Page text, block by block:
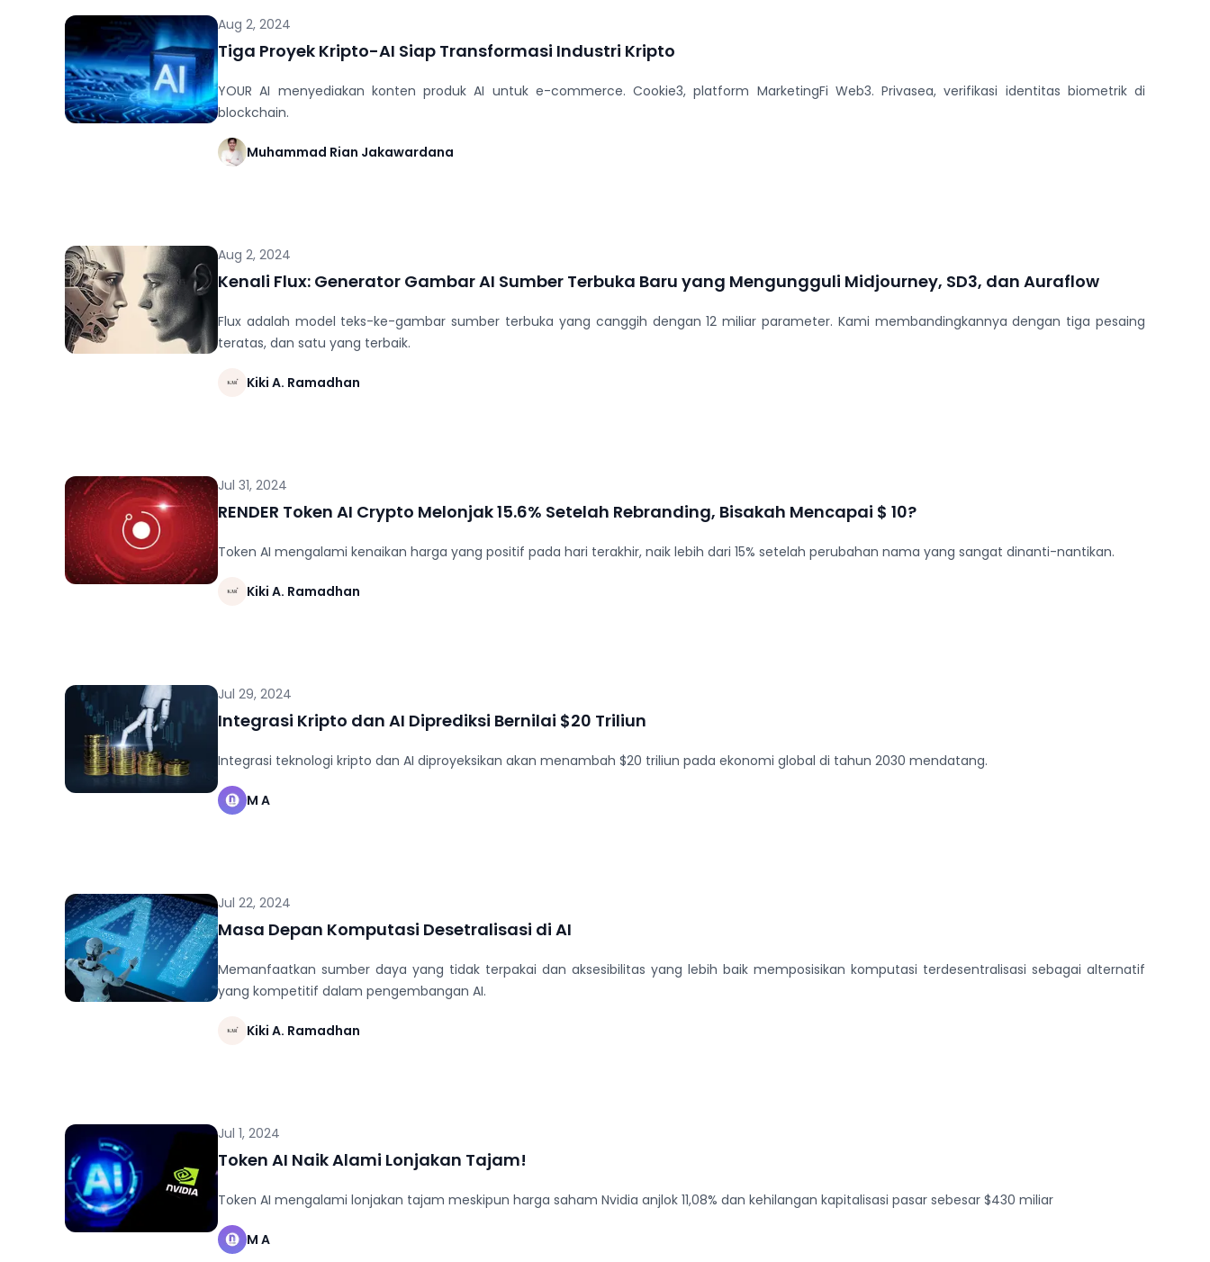
Aug 2, 2024
Tiga Proyek Kripto-AI Siap Transformasi Industri Kripto
YOUR AI menyediakan konten produk AI untuk e-commerce. Cookie3, platform MarketingFi Web3. Privasea, verifikasi identitas biometrik di
blockchain.
Muhammad Rian Jakawardana
Aug 2, 2024
Kenali Flux: Generator Gambar AI Sumber Terbuka Baru yang Mengungguli Midjourney, SD3, dan Auraflow
Flux adalah model teks-ke-gambar sumber terbuka yang canggih dengan 12 miliar parameter. Kami membandingkannya dengan tiga pesaing
teratas, dan satu yang terbaik.
Kiki A. Ramadhan
Jul 31, 2024
RENDER Token AI Crypto Melonjak 15.6% Setelah Rebranding, Bisakah Mencapai $ 10?
Token AI mengalami kenaikan harga yang positif pada hari terakhir, naik lebih dari 15% setelah perubahan nama yang sangat dinanti-nantikan.
Kiki A. Ramadhan
Jul 29, 2024
Integrasi Kripto dan AI Diprediksi Bernilai $20 Triliun
Integrasi teknologi kripto dan AI diproyeksikan akan menambah $20 triliun pada ekonomi global di tahun 2030 mendatang.
M A
Jul 22, 2024
Masa Depan Komputasi Desetralisasi di AI
Memanfaatkan sumber daya yang tidak terpakai dan aksesibilitas yang lebih baik memposisikan komputasi terdesentralisasi sebagai alternatif
yang kompetitif dalam pengembangan AI.
Kiki A. Ramadhan
Jul 1, 2024
Token AI Naik Alami Lonjakan Tajam!
Token AI mengalami lonjakan tajam meskipun harga saham Nvidia anjlok 11,08% dan kehilangan kapitalisasi pasar sebesar $430 miliar
M A